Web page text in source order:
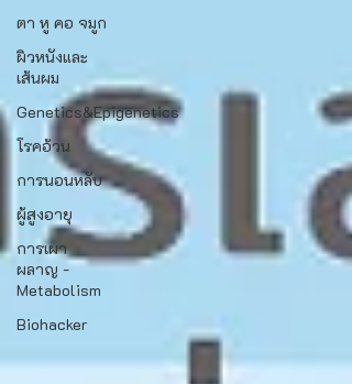
ตา หู คอ จมูก
ผิวหนังและ
เส้นผม
Genetics&Epigenetics
โรคอ้วน
การนอนหลับ
ผู้สูงอายุ
การเผา
ผลาญ -
Metabolism
Biohacker